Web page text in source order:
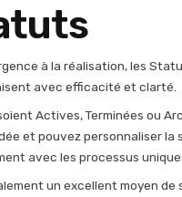
à la réalisation, les
avec efficacité et clarté.
Actives, Terminées ou
et pouvez personnaliser
avec les processus
un excellent moyen de